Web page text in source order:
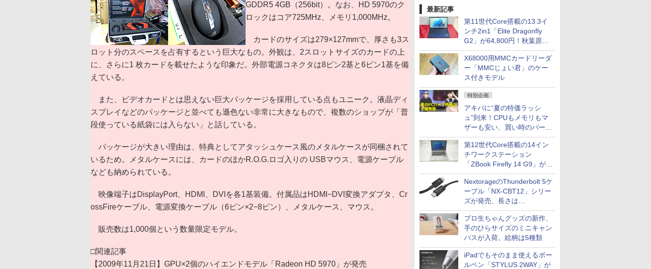
最新記事
第11世代Core搭載の13.3イ
ンチ2in1「Elite Dragonfly
G2」が64,800円！秋葉原で
中古PCセール
X68000用MMCカードリーダ
ー「MMCじょい君」のケー
ス付きモデル
特別企画
アキバに“夏の特価ラッシ
ュ”到来！CPUもメモリもマ
ザーも安い、買い時のパーツ
は？【8月7日(金)22時配信】
第12世代Core搭載の14イン
チワークステーション
「ZBook Firefly 14 G9」が
79,800円！秋葉原で中古PC
セール
NextorageのThunderbolt 5ケ
ーブル「NX-CBT12」シリー
ズが発売、長さは
30cm/50cm/1mの3種類
プロ生ちゃんグッズの新作、
手のひらサイズのミニキャン
バスが入荷。絵柄は5種類
iPadでもそのまま使えるボー
ルペン「STYLUS 2WAY」が
GDDR5 4GB（256bit）。なお、HD 5970のク
ロックはコア725MHz、メモリ1,000MHz。
カードのサイズは279×127mmで、厚さも3ス
ロット分のスペースを占有するという巨大なもの。外観は、2スロットサイズのカードの上
に、さらに1 枚カードを載せたような印象だ。外部電源コネクタは8ピン2基と6ピン1基を備
えている。
また、ビデオカードとは思えない巨大パッケージを採用している点もユニーク。液晶ディ
スプレイなどのパッケージと並べても遜色ない非常に大きなもので、複数のショップが「普
段使っている紙袋には入らない」と話している。
パッケージが大きい理由は、特典としてアタッシュケース風のメタルケースが同梱されて
いるため。メタルケースには、カードのほかR.O.G.ロゴ入りの USBマウス、電源ケーブル
なども納められている。
映像端子はDisplayPort、HDMI、DVIを各1基装備。付属品はHDMI−DVI変換アダプタ、Cr
ossFireケーブル、電源変換ケーブル（6ピン×2−8ピン）、メタルケース、マウス。
販売数は1,000個という数量限定モデル。
□関連記事
【2009年11月21日】GPU×2個のハイエンドモデル「Radeon HD 5970」が発売